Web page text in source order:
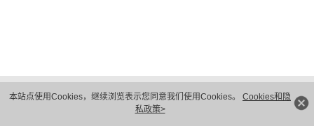
本站点使用Cookies，继续浏览表示您同意我们使用Cookies。 Cookies和隐
私政策>
隐私保护
法律声明